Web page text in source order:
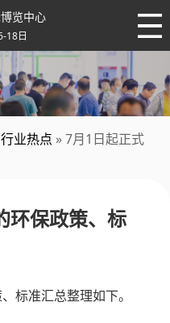
览中心
18日
行业热点 » 7月1日起正式
环保政策、标
标准汇总整理如下。